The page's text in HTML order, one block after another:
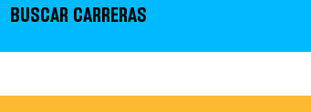
BUSCAR CARRERAS